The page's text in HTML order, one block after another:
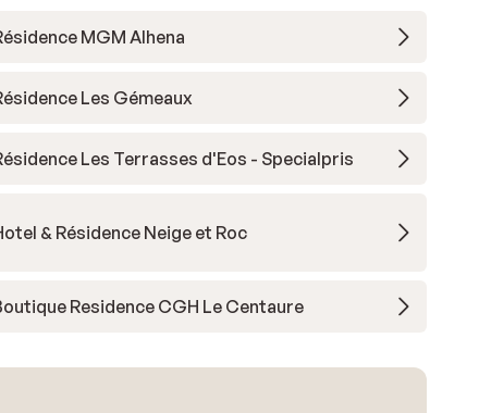
MGM Alhena
Les Gémeaux
Les Terrasses d'Eos - Specialpris
& Résidence Neige et Roc
Residence CGH Le Centaure